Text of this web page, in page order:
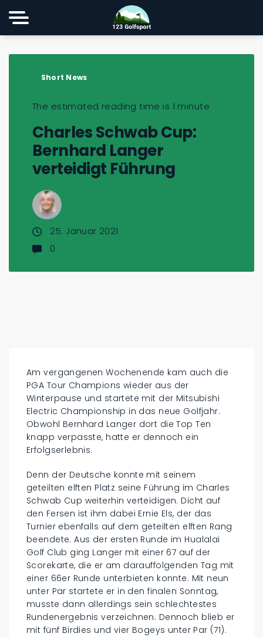
Short News
The estimated reading time is 1 minute
Charles Schwab Cup:
Bernhard Langer
verteidigt Führung
25. Januar 2021
0
Am vergangenen Wochenende kam auch die
PGA Tour Champions wieder aus der
Winterpause und startete mit der Mitsubishi
Electric Championship in das neue Golfjahr.
Obwohl Bernhard Langer dort die Top Ten
knapp verpasste, hatte er dennoch ein
Erfolgserlebnis.
Denn der Deutsche konnte mit seinem
geteilten elften Platz seine Führung im Charles
Schwab Cup weiterhin verteidigen. Dicht auf
den Fersen ist ihm dabei Ernie Els, der das
Turnier ebenfalls auf dem geteilten elften Rang
beendete. Aus der ersten Runde im Hualalai
Golf Club ging Langer mit einer 67 auf der
Scorekarte, die er am darauffolgenden Tag mit
einer 66er Runde unterbieten konnte. Mit neun
unter Par startete er in den finalen Sonntag,
musste dann allerdings sein schlechtestes
Rundenergebnis verzeichnen. Dennoch blieb er
mit fünf Birdies und vier Bogeys unter Par (71).